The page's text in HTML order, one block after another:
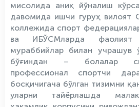
мисолида аниқ йўналиш
давомида ишчи гуруҳ вилоят
коллежида спорт
ва ИБЎСМларда фаолият
мураббийлар билан учрашув
бўғиндан – болалар
профессионал спортчи
босқичигача бўлган тизимни
уларни тайёрлашда